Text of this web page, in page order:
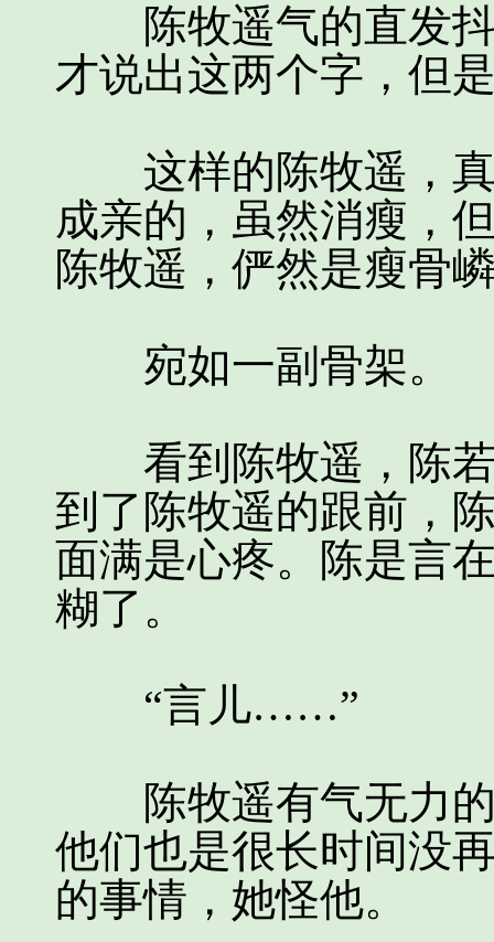
陈牧遥气的直发抖
才说出这两个字，但
这样的陈牧遥，真
成亲的，虽然消瘦，
陈牧遥，俨然是瘦骨
宛如一副骨架。
看到陈牧遥，陈若
到了陈牧遥的跟前，
面满是心疼。陈是言
糊了。
“言儿……”
陈牧遥有气无力的
他们也是很长时间没
的事情，她怪他。